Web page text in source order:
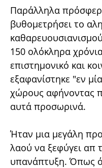
Παράλληλα
βυθομετρήσει το
150 ολόκληρα
επιστημονικό και
εξαφανίστηκε "εν
χώρους αφήνοντας
αυτά προσωρινά.
Ήταν μια μεγάλη
λαού να ξεφύγει απ
υπανάπτυξη. Όπως